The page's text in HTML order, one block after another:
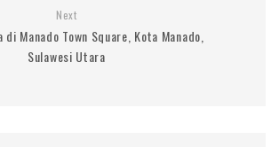
Next
di Manado Town Square, Kota Manado,
Sulawesi Utara